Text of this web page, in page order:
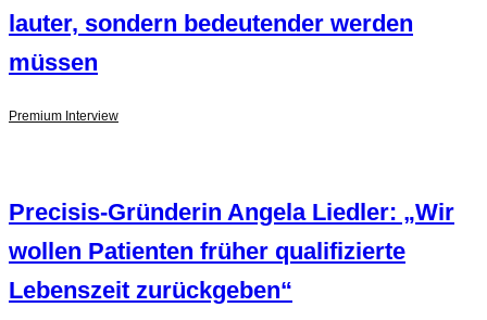
lauter, sondern bedeutender werden
müssen
Premium Interview
Precisis-Gründerin Angela Liedler: „Wir
wollen Patienten früher qualifizierte
Lebenszeit zurückgeben“